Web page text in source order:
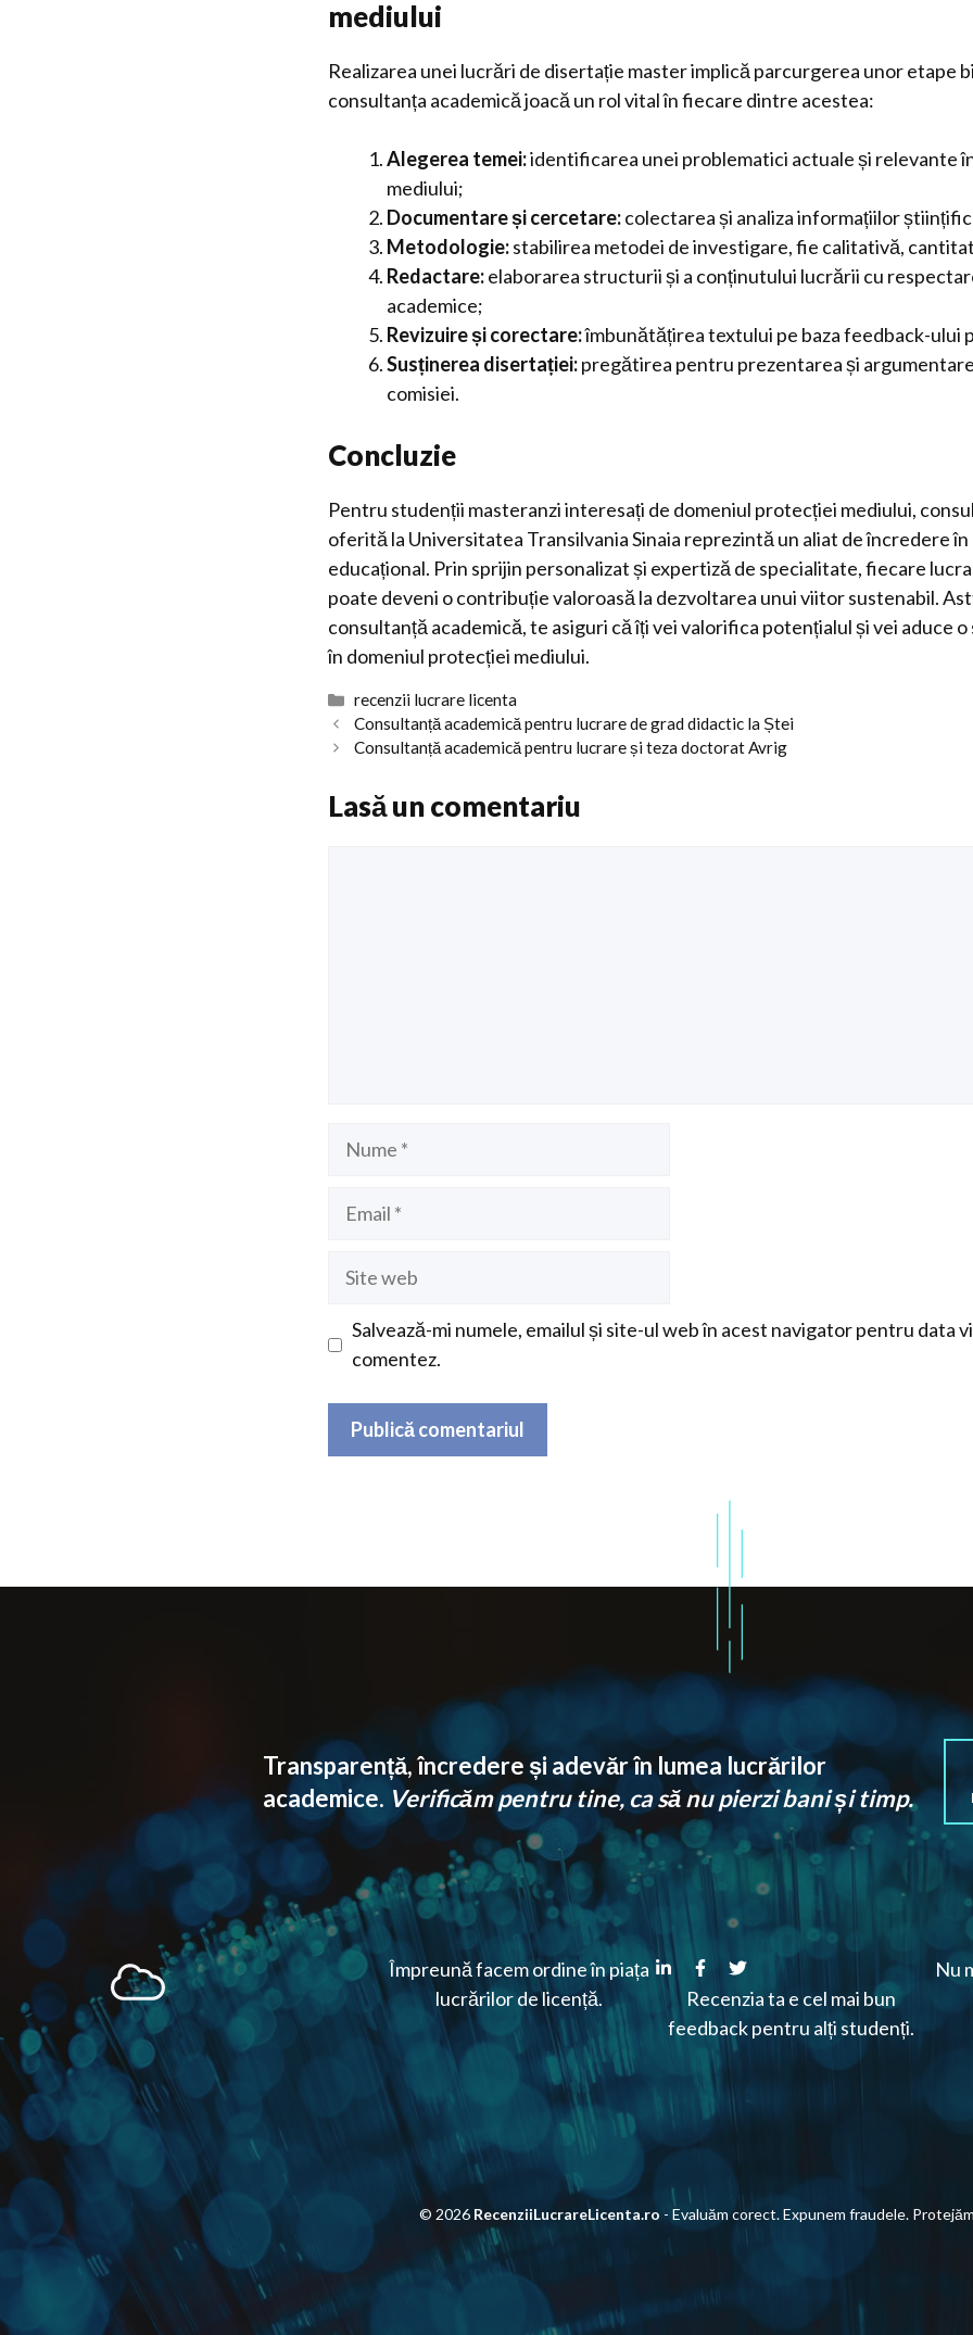
mediului
Realizarea unei lucrări de disertație master implică parcurgerea unor etape
consultanța academică joacă un rol vital în fiecare dintre acestea:
Alegerea temei:identificarea unei problematici actuale și relevante
mediului;
Documentare și cercetare:colectarea și analiza informațiilor
Metodologie:stabilirea metodei de investigare, fie calitativă,
Redactare:elaborarea structurii și a conținutului lucrării cu
academice;
Revizuire și corectare:îmbunătățirea textului pe baza feedback-ului
Susținerea disertației:pregătirea pentru prezentarea și
comisiei.
Concluzie
Pentru studenții masteranzi interesați de domeniul protecției mediului,
oferită la Universitatea Transilvania Sinaia reprezintă un aliat de încredere
educațional. Prin sprijin personalizat și expertiză de specialitate, fiecare
poate deveni o contribuție valoroasă la dezvoltarea unui viitor sustenabil.
consultanță academică, te asiguri că îți vei valorifica potențialul și vei aduce
în domeniul protecției mediului.
Categorii
recenzii lucrare licenta
Consultanță academică pentru lucrare de grad didactic la Ștei
Consultanță academică pentru lucrare și teza doctorat Avrig
Lasă un comentariu
Salvează-mi numele, emailul și site-ul web în acest navigator pentru data
comentez.
Transparență, încredere și adevăr în lumea lucrărilor
academice. Verificăm pentru tine, ca să nu pierzi bani și timp.
Împreună facem ordine în piața
lucrărilor de licență.
Recenzia ta e cel mai bun
feedback pentru alți studenți.
Nu
© 2026 RecenziiLucrareLicenta.ro - Evaluăm corect. Expunem fraudele.